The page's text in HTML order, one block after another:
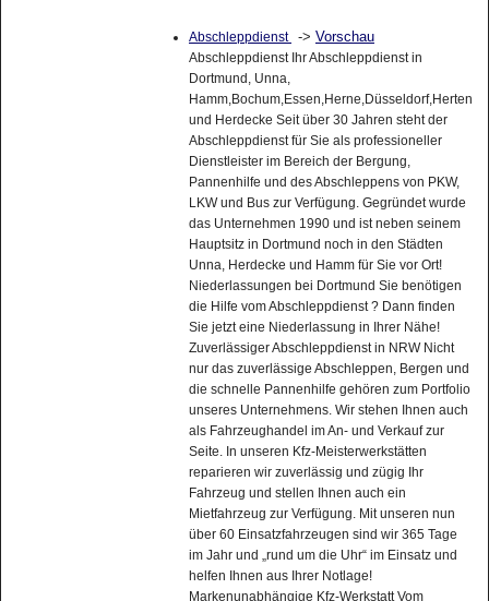
Abschleppdienst -> Vorschau
Abschleppdienst Ihr Abschleppdienst in
Dortmund, Unna,
Hamm,Bochum,Essen,Herne,Düsseldorf,Herten
und Herdecke Seit über 30 Jahren steht der
Abschleppdienst für Sie als professioneller
Dienstleister im Bereich der Bergung,
Pannenhilfe und des Abschleppens von PKW,
LKW und Bus zur Verfügung. Gegründet wurde
das Unternehmen 1990 und ist neben seinem
Hauptsitz in Dortmund noch in den Städten
Unna, Herdecke und Hamm für Sie vor Ort!
Niederlassungen bei Dortmund Sie benötigen
die Hilfe vom Abschleppdienst ? Dann finden
Sie jetzt eine Niederlassung in Ihrer Nähe!
Zuverlässiger Abschleppdienst in NRW Nicht
nur das zuverlässige Abschleppen, Bergen und
die schnelle Pannenhilfe gehören zum Portfolio
unseres Unternehmens. Wir stehen Ihnen auch
als Fahrzeughandel im An- und Verkauf zur
Seite. In unseren Kfz-Meisterwerkstätten
reparieren wir zuverlässig und zügig Ihr
Fahrzeug und stellen Ihnen auch ein
Mietfahrzeug zur Verfügung. Mit unseren nun
über 60 Einsatzfahrzeugen sind wir 365 Tage
im Jahr und „rund um die Uhr“ im Einsatz und
helfen Ihnen aus Ihrer Notlage!
Markenunabhängige Kfz-Werkstatt Vom